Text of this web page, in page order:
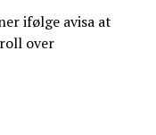
ifølge avisa at
over